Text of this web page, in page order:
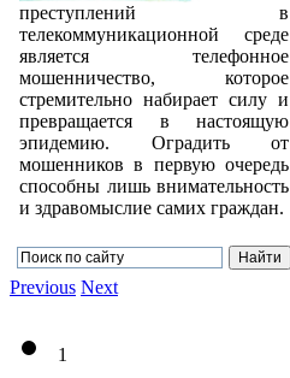
преступлений в
телекоммуникационной среде
является телефонное
мошенничество, которое
стремительно набирает силу и
превращается в настоящую
эпидемию. Оградить от
мошенников в первую очередь
способны лишь внимательность
и здравомыслие самих граждан.
Previous Next
1